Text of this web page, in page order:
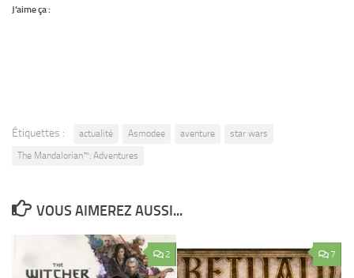
J’aime ça :
Étiquettes : actualité Asmodee aventure
star wars
The Mandalorian™: Adventures
VOUS AIMEREZ AUSSI...
2 7